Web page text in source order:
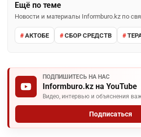
Ещё по теме
Новости и материалы Informburo.kz по
АКТОБЕ СБОР СРЕДСТВ
ПОДПИШИТЕСЬ НА НАС
Informburo.kz на YouTube
Видео, интервью и объяснения
Подписаться